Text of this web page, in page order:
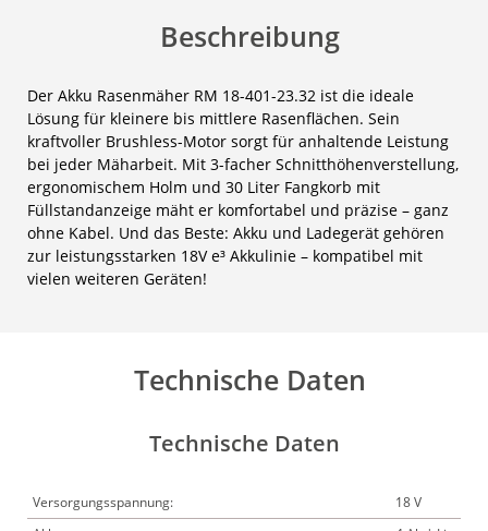
Beschreibung
Der Akku Rasenmäher RM 18-401-23.32 ist die ideale
Lösung für kleinere bis mittlere Rasenflächen. Sein
kraftvoller Brushless-Motor sorgt für anhaltende Leistung
bei jeder Mäharbeit. Mit 3-facher Schnitthöhenverstellung,
ergonomischem Holm und 30 Liter Fangkorb mit
Füllstandanzeige mäht er komfortabel und präzise – ganz
ohne Kabel. Und das Beste: Akku und Ladegerät gehören
zur leistungsstarken 18V e³ Akkulinie – kompatibel mit
vielen weiteren Geräten!
Technische Daten
Technische Daten
Versorgungsspannung:
18 V